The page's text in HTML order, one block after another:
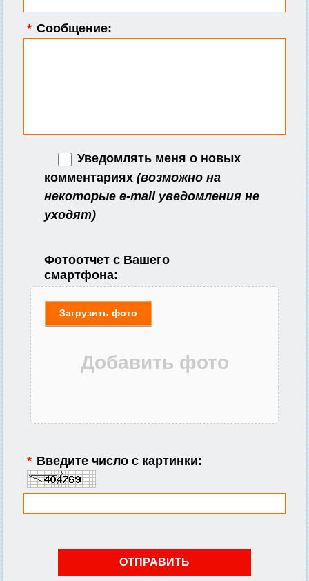
* Сообщение:
Уведомлять меня о новых
комментариях (возможно на
некоторые e-mail уведомления не
уходят)
Фотоотчет с Вашего
смартфона:
Загрузить фото
* Введите число с картинки: